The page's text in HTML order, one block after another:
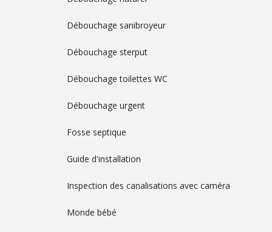
Débouchage sanibroyeur
Débouchage sterput
Débouchage toilettes WC
Débouchage urgent
Fosse septique
Guide d'installation
Inspection des canalisations avec caméra
Monde bébé